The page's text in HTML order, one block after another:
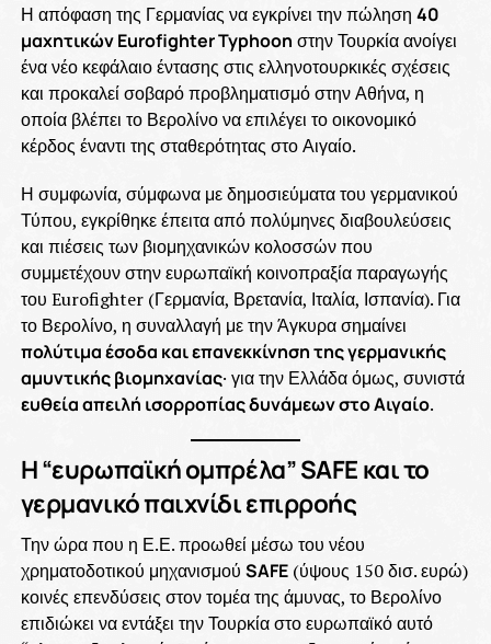
Η απόφαση της Γερμανίας να εγκρίνει την πώληση 40
μαχητικών Eurofighter Typhoon στην Τουρκία ανοίγει
ένα νέο κεφάλαιο έντασης στις ελληνοτουρκικές σχέσεις
και προκαλεί σοβαρό προβληματισμό στην Αθήνα, η
οποία βλέπει το Βερολίνο να επιλέγει το οικονομικό
κέρδος έναντι της σταθερότητας στο Αιγαίο.
Η συμφωνία, σύμφωνα με δημοσιεύματα του γερμανικού
Τύπου, εγκρίθηκε έπειτα από πολύμηνες διαβουλεύσεις
και πιέσεις των βιομηχανικών κολοσσών που
συμμετέχουν στην ευρωπαϊκή κοινοπραξία παραγωγής
του Eurofighter (Γερμανία, Βρετανία, Ιταλία, Ισπανία). Για
το Βερολίνο, η συναλλαγή με την Άγκυρα σημαίνει
πολύτιμα έσοδα και επανεκκίνηση της γερμανικής
αμυντικής βιομηχανίας· για την Ελλάδα όμως, συνιστά
ευθεία απειλή ισορροπίας δυνάμεων στο Αιγαίο.
Η “ευρωπαϊκή ομπρέλα” SAFE και το
γερμανικό παιχνίδι επιρροής
Την ώρα που η Ε.Ε. προωθεί μέσω του νέου
χρηματοδοτικού μηχανισμού SAFE(ύψους 150 δισ. ευρώ)
κοινές επενδύσεις στον τομέα της άμυνας, το Βερολίνο
επιδιώκει να εντάξει την Τουρκία στο ευρωπαϊκό αυτό